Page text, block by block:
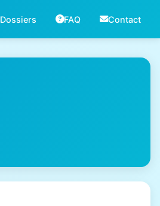
Dossiers FAQ Contact